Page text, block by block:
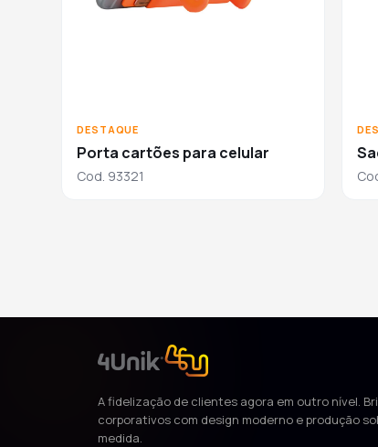
DESTAQUE
Porta cartões para celular
Cod. 93321
A fidelização de clientes agora em outro nível.
corporativos com design moderno e produção
medida.